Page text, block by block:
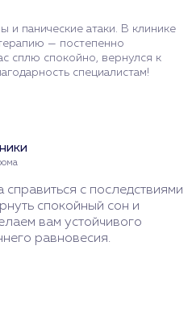
и панические атаки. В клинике
— постепенно
сплю спокойно, вернулся к
специалистам!
с последствиями
спокойный сон и
вам устойчивого
равновесия.